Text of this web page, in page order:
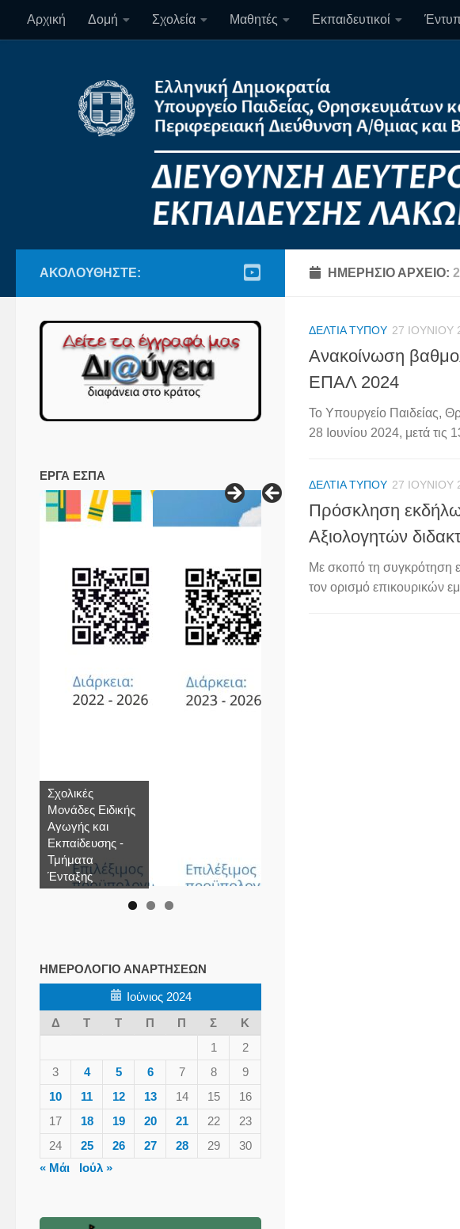
Skip to content
Αρχική Δομή Σχολεία Μαθητές Εκπαιδευτικοί
ΗΜΕΡΉΣΙΟ ΑΡΧΕΊΟ:
ΔΕΛΤΊΑ ΤΎΠΟΥ 27 ΙΟΥΝΊΟΥ
Ανακοίνωση
ΕΠΑΛ 2024
Το Υπουργείο Παιδείας,
28 Ιουνίου 2024, μετά τις
ΔΕΛΤΊΑ ΤΎΠΟΥ 27 ΙΟΥΝΊΟΥ
Πρόσκληση
Αξιολογητών
Με σκοπό τη συγκρότηση
τον ορισμό επικουρικών
ΑΚΟΛΟΥΘΉΣΤΕ:
ΕΡΓΑ ΕΣΠΑ
Σχολικές
Μονάδες Ειδικής
Αγωγής και
Εκπαίδευσης -
Τμήματα
Ένταξης
ΗΜΕΡΟΛΌΓΙΟ ΑΝΑΡΤΉΣΕΩΝ
Ιούνιος 2024
Δ
Τ Τ Π Π Σ
Κ
1
2
3
4 5 6 7 8
9
10
11 12 13 14 15
16
17
18 19 20 21 22
23
24
25 26 27 28 29
30
« Μάι
Ιούλ »